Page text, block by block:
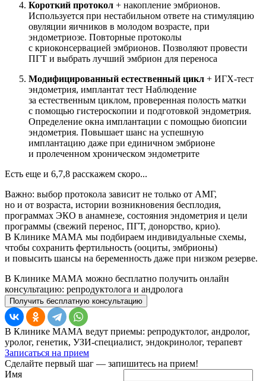
Короткий протокол + накопление эмбрионов.
Используется при нестабильном ответе на стимуляцию
овуляции яичников в молодом возрасте, при
эндометриозе. Повторные протоколы
с криоконсервацией эмбрионов. Позволяют провести
ПГТ и выбрать лучший эмбрион для переноса
Модифицированный естественный цикл + ИГХ-тест
эндометрия, имплантат тест Наблюдение
за естественным циклом, проверенная полость матки
с помощью гистероскопии и подготовкой эндометрия.
Определение окна имплантации с помощью биопсии
эндометрия. Повышает шанс на успешную
имплантацию даже при единичном эмбрионе
и пролеченном хроническом эндометрите
Есть еще и 6,7,8 расскажем скоро...
Важно: выбор протокола зависит не только от АМГ,
но и от возраста, истории возникновения бесплодия,
программах ЭКО в анамнезе, состояния эндометрия и цели
программы (свежий перенос, ПГТ, донорство, крио).
В Клинике МАМА мы подбираем индивидуальные схемы,
чтобы сохранить фертильность (ооциты, эмбрионы)
и повысить шансы на беременность даже при низком резерве.
В Клинике МАМА можно бесплатно получить онлайн
консультацию: репродуктолога и андролога
Получить бесплатную консультацию
В Клинике МАМА ведут приемы: репродуктолог, андролог,
уролог, генетик, УЗИ-специалист, эндокринолог, терапевт
Записаться на прием
Сделайте первый шаг — запишитесь на прием!
Имя